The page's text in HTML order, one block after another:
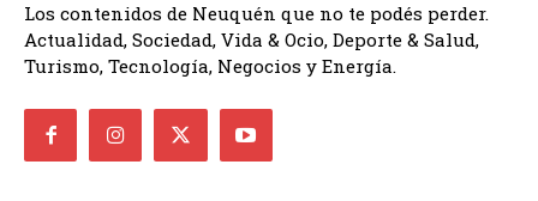
Los contenidos de Neuquén que no te podés perder.
Actualidad, Sociedad, Vida & Ocio, Deporte & Salud,
Turismo, Tecnología, Negocios y Energía.